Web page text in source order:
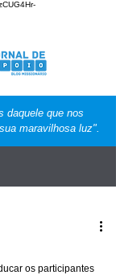
daquele que nos
maravilhosa luz".
os participantes